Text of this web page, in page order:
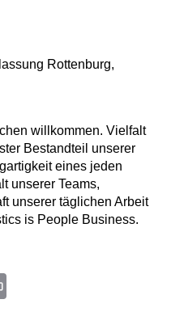
Rottenburg,
willkommen. Vielfalt
Bestandteil unserer
eines jeden
unserer Teams,
unserer täglichen Arbeit
is People Business.